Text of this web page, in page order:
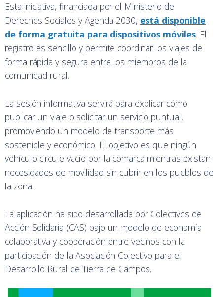
Esta iniciativa, financiada por el Ministerio de
Derechos Sociales y Agenda 2030, está disponible
de forma gratuita para dispositivos móviles. El
registro es sencillo y permite coordinar los viajes de
forma rápida y segura entre los miembros de la
comunidad rural.
La sesión informativa servirá para explicar cómo
publicar un viaje o solicitar un servicio puntual,
promoviendo un modelo de transporte más
sostenible y económico. El objetivo es que ningún
vehículo circule vacío por la comarca mientras existan
necesidades de movilidad sin cubrir en los pueblos de
la zona.
La aplicación ha sido desarrollada por Colectivos de
Acción Solidaria (CAS) bajo un modelo de economía
colaborativa y cooperación entre vecinos con la
participación de la Asociación Colectivo para el
Desarrollo Rural de Tierra de Campos.